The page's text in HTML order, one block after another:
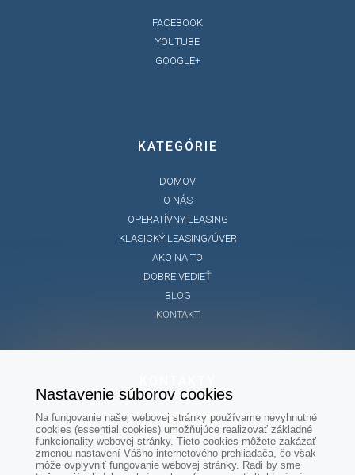
FACEBOOK
YOUTUBE
GOOGLE+
KATEGÓRIE
DOMOV
O NÁS
OPERATÍVNY LEASING
KLASICKÝ LEASING/ÚVER
AKO NA TO
DOBRE VEDIEŤ
BLOG
KONTAKT
LEASING EXPERT
Matúškovo č.56
925 01 Matúškovo
Nastavenie súborov cookies
Na fungovanie našej webovej stránky používame nevyhnutné
cookies (essential cookies) umožňujúce realizovať základné
funkcionality webovej stránky. Tieto cookies môžete zakázať
zmenou nastavení Vášho internetového prehliadača, čo však
môže ovplyvniť fungovanie webovej stránky. Radi by sme